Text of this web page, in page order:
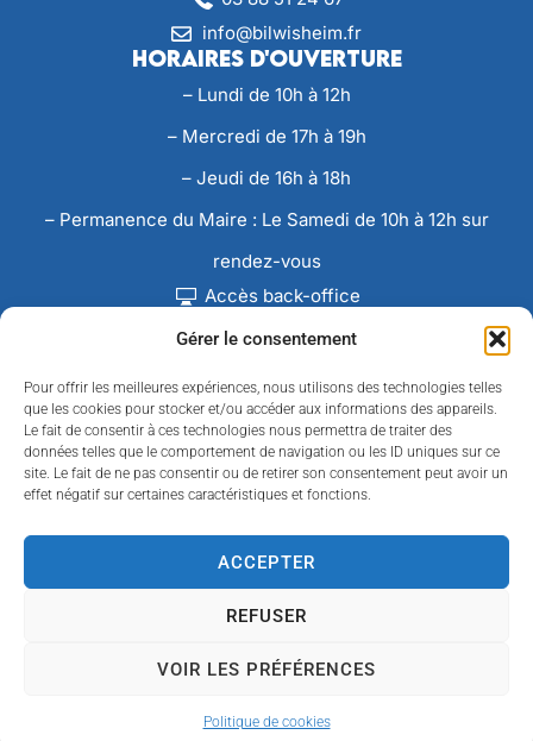
Gérer le consentement
Pour offrir les meilleures expériences, nous utilisons des technologies telles
que les cookies pour stocker et/ou accéder aux informations des appareils.
Le fait de consentir à ces technologies nous permettra de traiter des
données telles que le comportement de navigation ou les ID uniques sur ce
site. Le fait de ne pas consentir ou de retirer son consentement peut avoir un
effet négatif sur certaines caractéristiques et fonctions.
ACCEPTER
REFUSER
VOIR LES PRÉFÉRENCES
Politique de cookies
info@bilwisheim.fr
Horaires d'ouverture
– Lundi de 10h à 12h
– Mercredi de 17h à 19h
– Jeudi de 16h à 18h
– Permanence du Maire : Le Samedi de 10h à 12h sur
rendez-vous
Accès back-office
ConfidentialitéDonnées personnelles
© 2024 Propulsé par Utopia
(sites internet de